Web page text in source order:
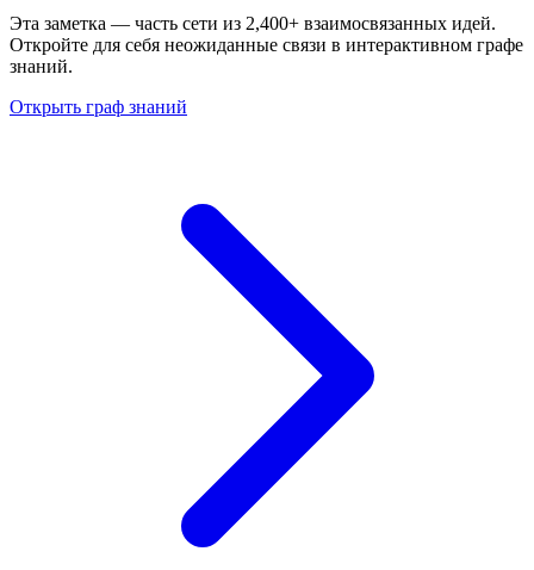
Эта заметка — часть сети из 2,400+ взаимосвязанных идей.
Откройте для себя неожиданные связи в интерактивном графе
знаний.
Открыть граф знаний